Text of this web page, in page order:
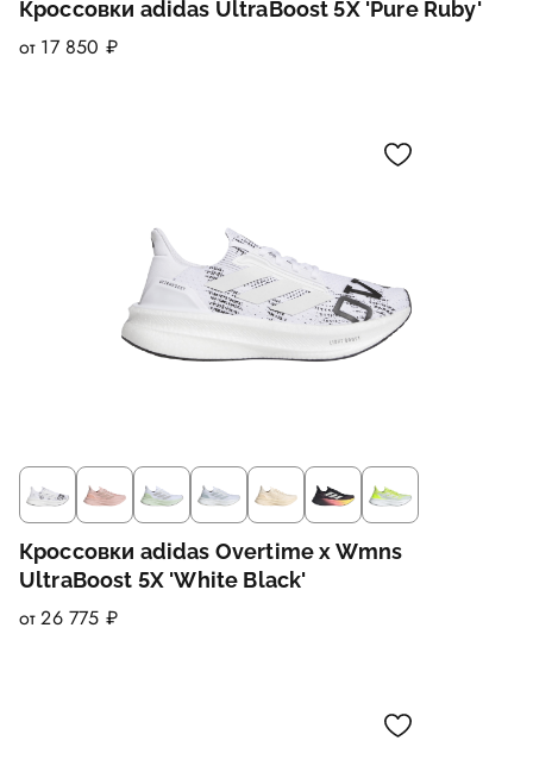
Кроссовки adidas UltraBoost 5X 'Pure Ruby'
от 17 850 ₽
Кроссовки adidas Overtime x Wmns
UltraBoost 5X 'White Black'
от 26 775 ₽